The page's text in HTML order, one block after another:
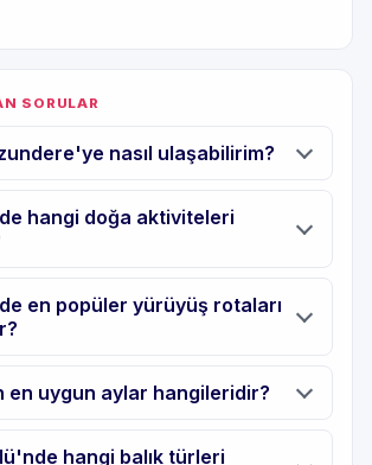
SORULAR
nasıl ulaşabilirim?
hangi doğa aktiviteleri
en popüler yürüyüş rotaları
en uygun aylar hangileridir?
hangi balık türleri